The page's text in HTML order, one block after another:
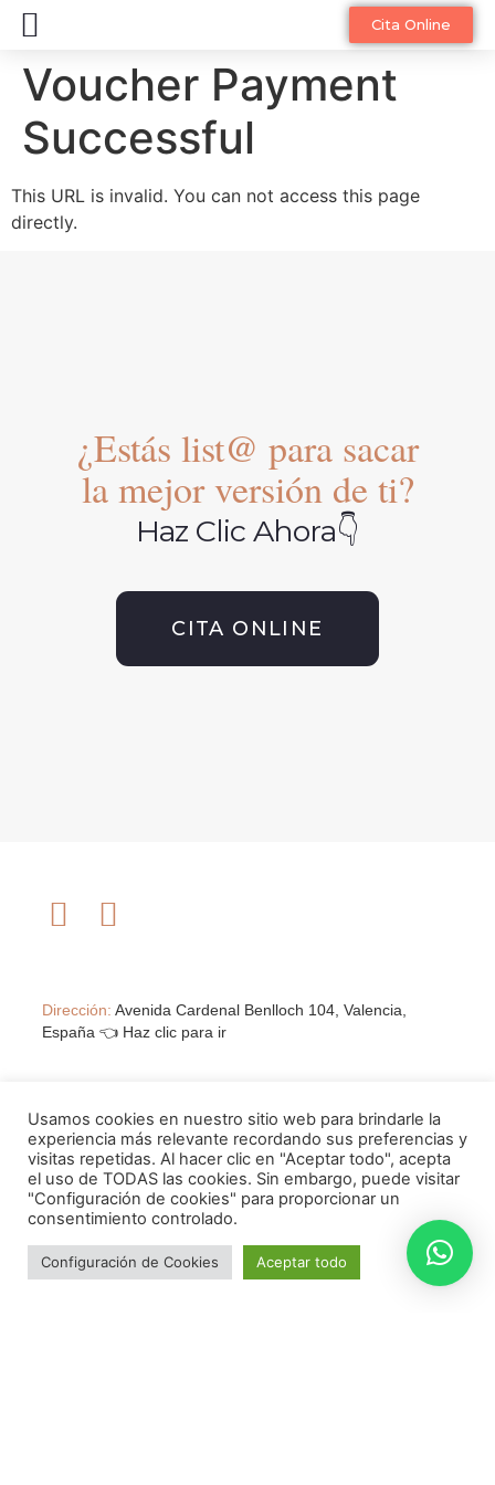
Cita Online
Voucher Payment
Successful
This URL is invalid. You can not access this page
directly.
¿Estás list@ para sacar
la mejor versión de ti?
Haz Clic Ahora👇
CITA ONLINE
Haz tu Diagnóstico Facial
Horario:
Telefono: (+34) 622553456
Email:info@esteticasfabiola.com
Dirección: Avenida Cardenal Benlloch 104, Valencia,
España 👈 Haz clic para ir
Usamos cookies en nuestro sitio web para brindarle la
experiencia más relevante recordando sus preferencias y
visitas repetidas. Al hacer clic en "Aceptar todo", acepta
el uso de TODAS las cookies. Sin embargo, puede visitar
"Configuración de cookies" para proporcionar un
consentimiento controlado.
Configuración de Cookies Aceptar todo